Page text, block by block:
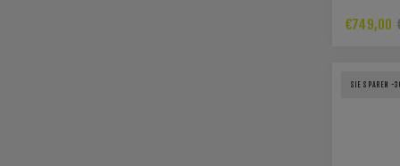
€749,00
SIE SPAREN -